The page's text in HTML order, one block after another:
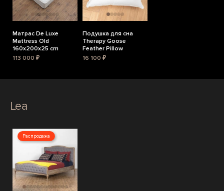
Матрас De Luxe
Mattress Old
160x200x25 cm
113 000 ₽
Подушка для сна
Therapy Goose
Feather Pillow
16 100 ₽
Lea
Распродажа